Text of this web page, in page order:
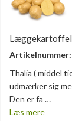
Læggekartoffel
Artikelnummer:
Thalia ( middel
udmærker sig
Den er fa …
Læs mere